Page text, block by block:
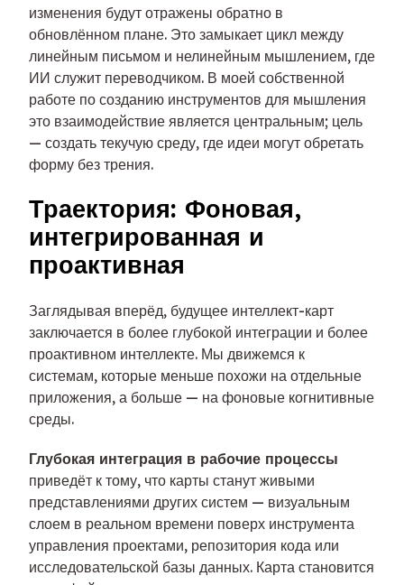
изменения будут отражены обратно в
обновлённом плане. Это замыкает цикл между
линейным письмом и нелинейным мышлением, где
ИИ служит переводчиком. В моей собственной
работе по созданию инструментов для мышления
это взаимодействие является центральным; цель
— создать текучую среду, где идеи могут обретать
форму без трения.
Траектория: Фоновая,
интегрированная и
проактивная
Заглядывая вперёд, будущее интеллект-карт
заключается в более глубокой интеграции и более
проактивном интеллекте. Мы движемся к
системам, которые меньше похожи на отдельные
приложения, а больше — на фоновые когнитивные
среды.
Глубокая интеграция в рабочие процессы
приведёт к тому, что карты станут живыми
представлениями других систем — визуальным
слоем в реальном времени поверх инструмента
управления проектами, репозитория кода или
исследовательской базы данных. Карта становится